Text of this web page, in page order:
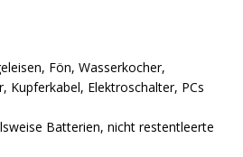
Fön, Wasserkocher,
Kupferkabel, Elektroschalter, PCs
Batterien, nicht restentleerte